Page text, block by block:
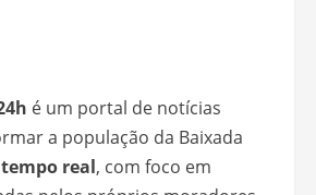
é um portal de notícias
a população da Baixada
tempo real, com foco em